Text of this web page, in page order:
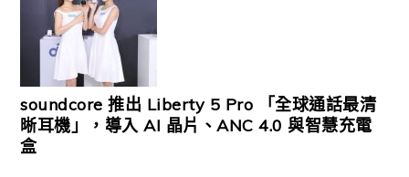
soundcore 推出 Liberty 5 Pro 「全球通話最清
晰耳機」，導入 AI 晶片、ANC 4.0 與智慧充電
盒